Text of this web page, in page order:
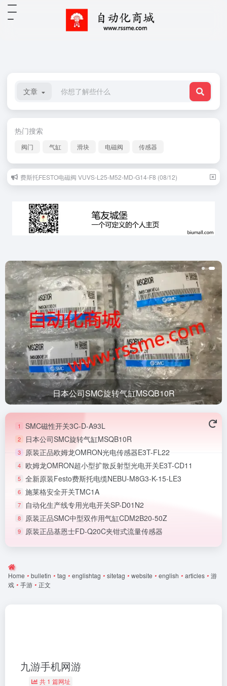
文章
热门搜索
阀门 气缸 滑块 电磁阀 传感器
费斯托FESTO电磁阀 VUVS-L25-M52-MD-G14-F8 (08/12)
日本公司SMC旋转气缸MSQB10R
1 SMC磁性开关3C-D-A93L
2 日本公司SMC旋转气缸MSQB10R
3 原装正品欧姆龙OMRON光电传感器E3T-FL22
4 欧姆龙OMRON超小型扩散反射型光电开关E3T-CD11
5 全新原装Festo费斯托电缆NEBU-M8G3-K-15-LE3
6 施莱格安全开关TMC1A
7 自动化生产线专用光电开关SP-D01N2
8 原装正品SMC中型双作用气缸CDM2B20-50Z
9 原装正品基恩士FD-Q20C夹钳式流量传感器
Home • bulletin • tag • englishtag • sitetag • website • english • articles • 游
戏 • 手游 • 正文
九游手机网游
共 1 篇网址